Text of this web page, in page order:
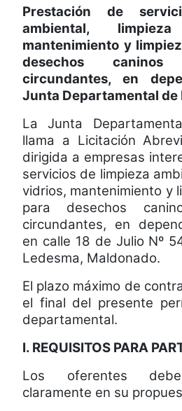
Prestación de
ambiental,
mantenimiento y
desechos
circundantes, en
Junta Departamental de
La Junta
llama a Licitación
dirigida a empresas
servicios de limpieza
vidrios, mantenimiento y
para desechos
circundantes, en
en calle 18 de Julio Nº
Ledesma, Maldonado.
El plazo máximo de
el final del presente
departamental.
I. REQUISITOS PARA
Los oferentes
claramente en su